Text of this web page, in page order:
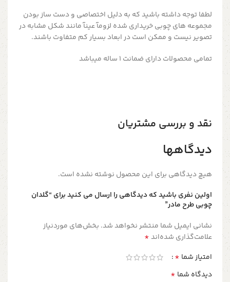
لطفا توجه داشته باشید که به دلیل اختصاصی و دست ساز بودن
مجموعه های چوبی خریداری شده لزومآ عینآ مانند شکل مشابه در
تصویر نیست و ممکن است در ابعاد بسیار کم متفاوت باشند.
تمامی محصولات دارای ضمانت ۱ ساله میباشد
نقد و بررسی مشتریان
دیدگاهها
هیچ دیدگاهی برای این محصول نوشته نشده است.
اولین نفری باشید که دیدگاهی را ارسال می کنید برای “گلدان
چوبی طرح مادر”
نشانی ایمیل شما منتشر نخواهد شد. بخش‌های موردنیاز
علامت‌گذاری شده‌اند*
امتیاز شما *
دیدگاه شما *